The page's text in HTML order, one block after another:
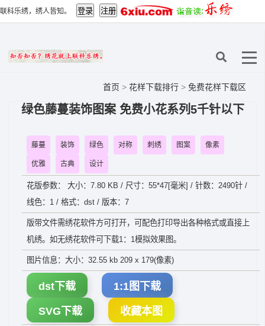
联科乐绣，绣人皆知。
首页 > 花样下载排行 > 免费花样下载区
绿色藤蔓装饰图案 免费小花系列5千针以下
藤蔓 装饰 绿色 对称 刺绣 图案 像素
优雅 古典 设计
花版参数： 大小：7.80 KB / 尺寸：55*47[毫米] / 针数：2490针 /
线色：1 / 格式：dst / 版本：7
版带文件需绣花软件方可打开，可配色打印导出各种格式或直接上
机绣。如无绣花软件可下载1：1模拟效果图。
图片信息：大小：32.55 kb 209 x 179(像素)
dst下载 1:1图下载
SVG下载 收藏本图